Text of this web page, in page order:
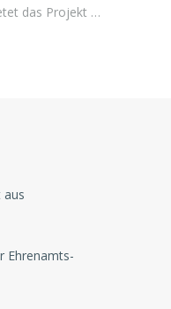
das Projekt …
aus
Ehrenamts-